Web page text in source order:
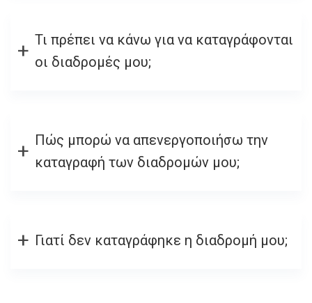
Τι πρέπει να κάνω για να καταγράφονται
οι διαδρομές μου;
Πώς μπορώ να απενεργοποιήσω την
καταγραφή των διαδρομών μου;
Γιατί δεν καταγράφηκε η διαδρομή μου;